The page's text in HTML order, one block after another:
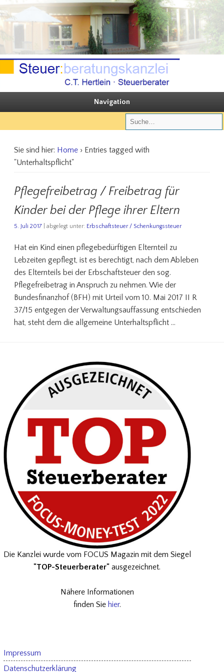
Steuerberatungskanzlei C.T. Hertlein
Sie steuern, wir beraten
Navigation
Sie sind hier: Home› Entries tagged with
"Unterhaltspflicht"
Pflegefreibetrag / Freibetrag für
Kinder bei der Pflege ihrer Eltern
5. Juli 2017| abgelegt unter: Erbschaftsteuer / Schenkungssteuer
Hat ein Kind einen pflegebedürftigen Elternteil zu
Lebzeiten gepflegt, ist es berechtigt, nach dem Ableben
des Elternteils bei der Erbschaftsteuer den sog.
Pflegefreibetrag in Anspruch zu nehmen. Wie der
Bundesfinanzhof (BFH) mit Urteil vom 10. Mai 2017 II R
37/15 entgegen der Verwaltungsauffassung entschieden
hat, steht dem die allgemeine Unterhaltspflicht …
Die Kanzlei wurde vom FOCUS Magazin mit dem Siegel
"TOP-Steuerberater" ausgezeichnet.
Nähere Informationen
finden Sie hier.
Impressum
Datenschutzerklärung